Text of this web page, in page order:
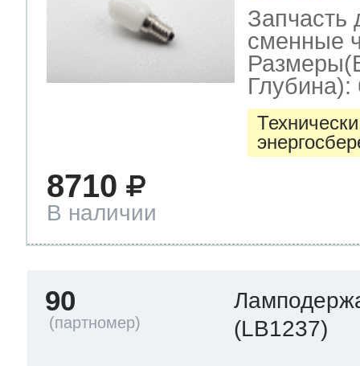
Запчасть
сменные
Глубина):
8710
В наличии
90
(LB1237)